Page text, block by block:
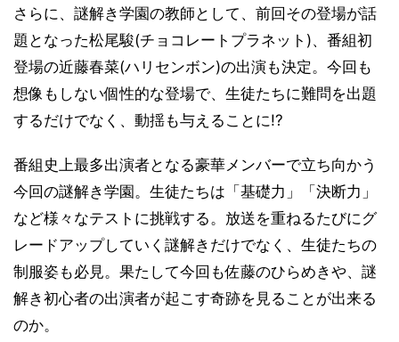
さらに、謎解き学園の教師として、前回その登場が話
題となった松尾駿(チョコレートプラネット)、番組初
登場の近藤春菜(ハリセンボン)の出演も決定。今回も
想像もしない個性的な登場で、生徒たちに難問を出題
するだけでなく、動揺も与えることに!?
番組史上最多出演者となる豪華メンバーで立ち向かう
今回の謎解き学園。生徒たちは「基礎力」「決断力」
など様々なテストに挑戦する。放送を重ねるたびにグ
レードアップしていく謎解きだけでなく、生徒たちの
制服姿も必見。果たして今回も佐藤のひらめきや、謎
解き初心者の出演者が起こす奇跡を見ることが出来る
のか。